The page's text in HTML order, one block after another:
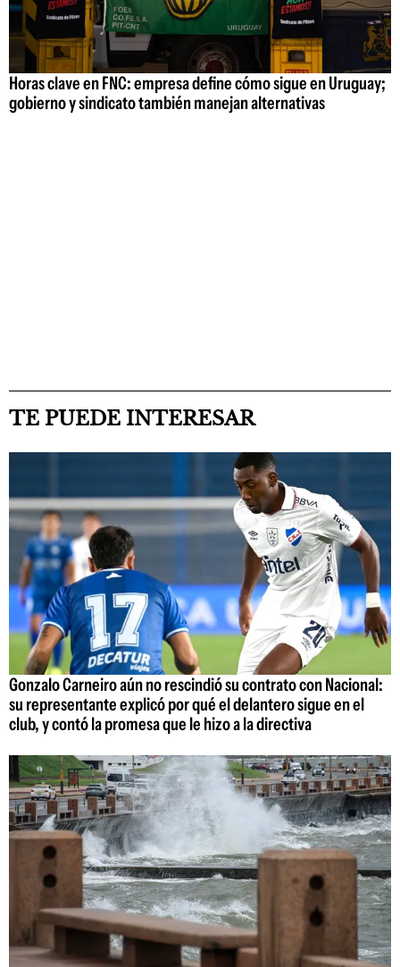
Horas clave en FNC: empresa define cómo sigue en Uruguay;
gobierno y sindicato también manejan alternativas
TE PUEDE INTERESAR
Gonzalo Carneiro aún no rescindió su contrato con Nacional:
su representante explicó por qué el delantero sigue en el
club, y contó la promesa que le hizo a la directiva